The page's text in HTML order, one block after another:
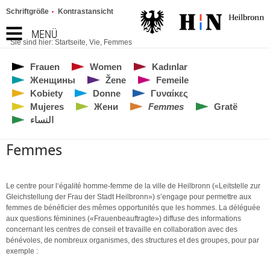
MENÜ
Schriftgröße Kontrastansicht
Sie sind hier: Startseite, Vie, Femmes
Frauen Women
Kadınlar
Женщины
Žene
Femeile
Kobiety
Donne
Γυναίκες
Mujeres
Жени Femmes
Gratë
النساء
Femmes
Le centre pour l‘égalité homme-femme de la ville de Heilbronn («Leitstelle zur
Gleichstellung der Frau der Stadt Heilbronn») s’engage pour permettre aux
femmes de bénéficier des mêmes opportunités que les hommes. La déléguée
aux questions féminines («Frauenbeauftragte») diffuse des informations
concernant les centres de conseil et travaille en collaboration avec des
bénévoles, de nombreux organismes, des structures et des groupes, pour par
exemple :